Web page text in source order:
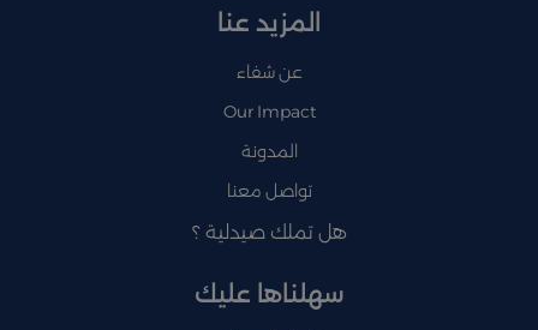
المزيد عنا
عن شفاء
Our Impact
المدونة
تواصل معنا
هل تملك صيدلية ؟
سهلناها عليك